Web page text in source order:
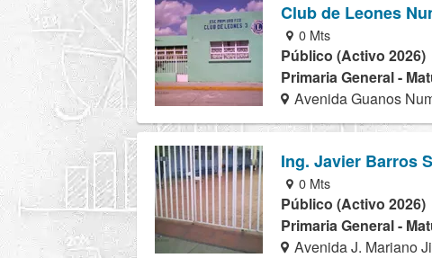
Club de Leones
0 Mts
Público (Activo 2026)
Primaria General -
Avenida Guanos
Ing. Javier Barros
0 Mts
Público (Activo 2026)
Primaria General -
Avenida J. Mariano